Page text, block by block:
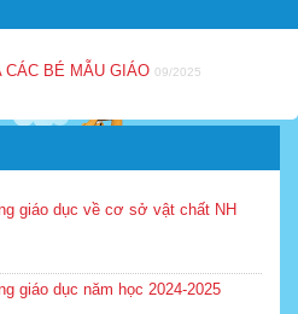
CÁC BÉ MẪU GIÁO 09/2025
giáo dục về cơ sở vật chất NH
giáo dục năm học 2024-2025